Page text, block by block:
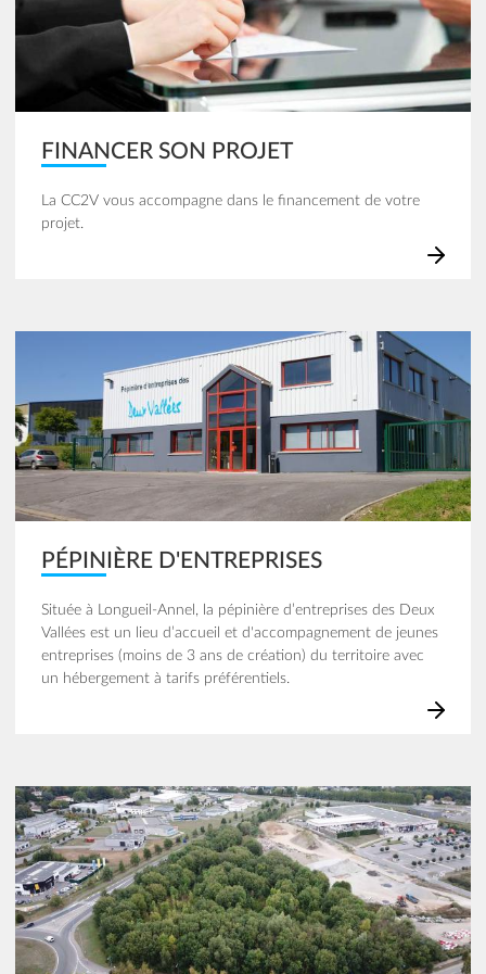
FINANCER SON PROJET
La CC2V vous accompagne dans le financement de votre
projet.
PÉPINIÈRE D'ENTREPRISES
Située à Longueil-Annel, la pépinière d’entreprises des Deux
Vallées est un lieu d’accueil et d'accompagnement de jeunes
entreprises (moins de 3 ans de création) du territoire avec
un hébergement à tarifs préférentiels.
Image